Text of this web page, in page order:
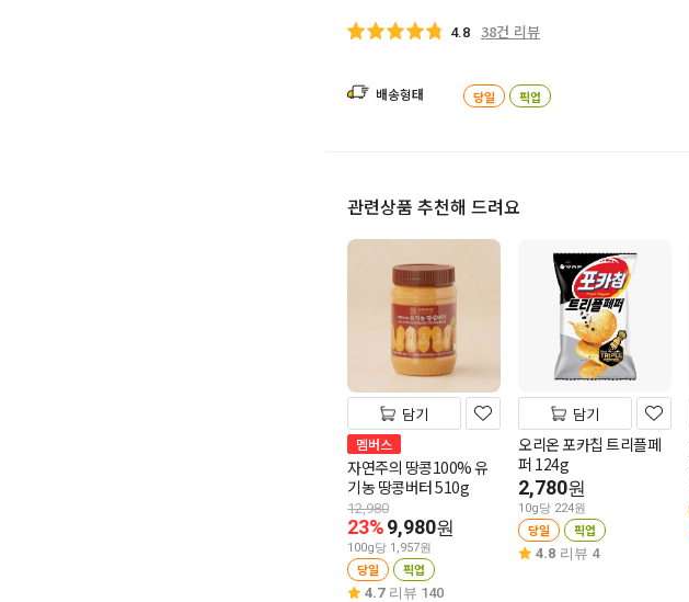
4.8 38건 리뷰
배송형태 당일 픽업
관련상품 추천해 드려요
담기
멤버스
자연주의 땅콩100% 유
기농 땅콩버터 510g
12,980
23%9,980원
100g당 1,957원
당일 픽업
4.7 리뷰 140
담기
오리온 포카칩 트리플페
퍼 124g
2,780원
10g당 224원
당일 픽업
4.8 리뷰 4